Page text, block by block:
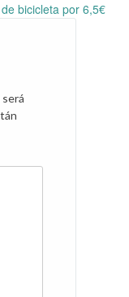
bicicleta por 6,5€